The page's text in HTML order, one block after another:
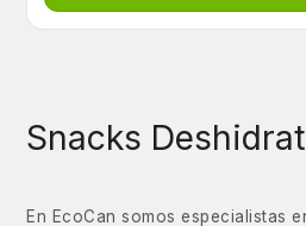
Snacks
En EcoCan somos especialistas